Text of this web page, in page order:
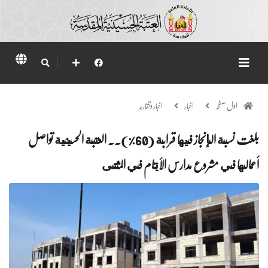
اول صفحہ اخبار اخبار وتقارير
بلغت نسبة الإنجاز فيها قرابة (60%).. العتبة الحسينية تواصل
أعمالها في مشروع مدارس الأيتام في المثنى